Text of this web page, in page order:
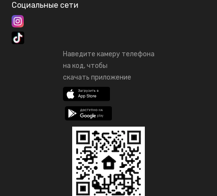
Социальные сети
Наведите камеру телефона
на код, чтобы
скачать приложение